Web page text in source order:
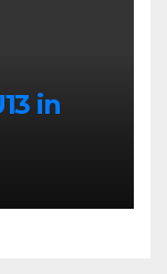
in